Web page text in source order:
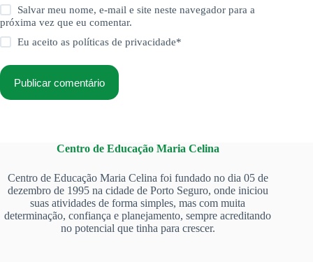
Salvar meu nome, e-mail e site neste navegador para a
próxima vez que eu comentar.
Eu aceito aspolíticas de privacidade*
Publicar comentário
Centro de Educação Maria Celina
Centro de Educação Maria Celina foi fundado no dia 05 de
dezembro de 1995 na cidade de Porto Seguro, onde iniciou
suas atividades de forma simples, mas com muita
determinação, confiança e planejamento, sempre acreditando
no potencial que tinha para crescer.